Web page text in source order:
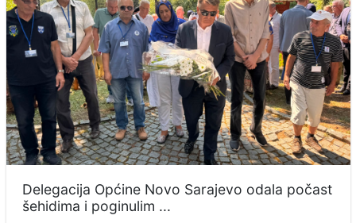
Delegacija Općine Novo Sarajevo odala počast
šehidima i poginulim ...